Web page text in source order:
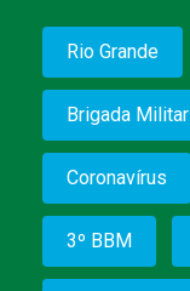
Rio Grande
Brigada Militar
Coronavírus
3º BBM